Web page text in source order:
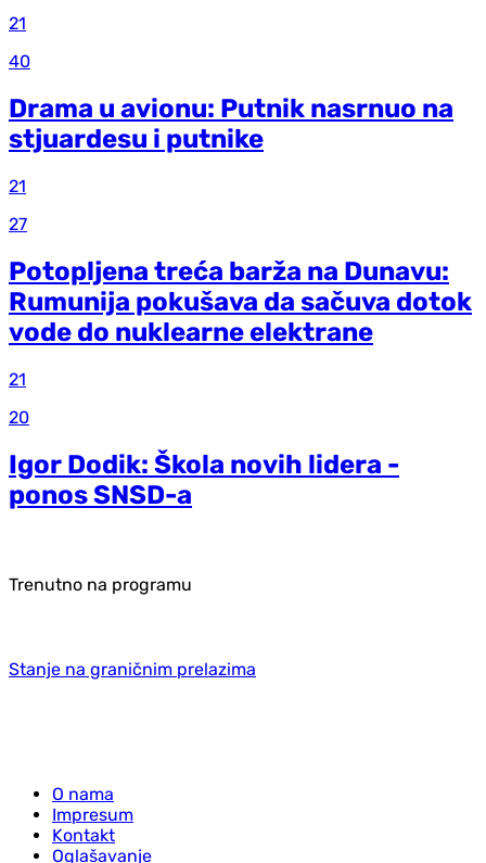
21
40
Drama u avionu: Putnik nasrnuo na
stjuardesu i putnike
21
27
Potopljena treća barža na Dunavu:
Rumunija pokušava da sačuva dotok
vode do nuklearne elektrane
21
20
Igor Dodik: Škola novih lidera -
ponos SNSD-a
Trenutno na programu
Stanje na graničnim prelazima
O nama
Impresum
Kontakt
Oglašavanje